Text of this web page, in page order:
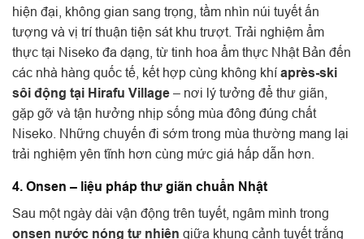
hiện đại, không gian sang trọng, tầm nhìn núi tuyết ấn
tượng và vị trí thuận tiện sát khu trượt. Trải nghiệm ẩm
thực tại Niseko đa dạng, từ tinh hoa ẩm thực Nhật Bản đến
các nhà hàng quốc tế, kết hợp cùng không khí après-ski
sôi động tại Hirafu Village – nơi lý tưởng để thư giãn,
gặp gỡ và tận hưởng nhịp sống mùa đông đúng chất
Niseko. Những chuyến đi sớm trong mùa thường mang lại
trải nghiệm yên tĩnh hơn cùng mức giá hấp dẫn hơn.
4. Onsen – liệu pháp thư giãn chuẩn Nhật
Sau một ngày dài vận động trên tuyết, ngâm mình trong
onsen nước nóng tự nhiên giữa khung cảnh tuyết trắng